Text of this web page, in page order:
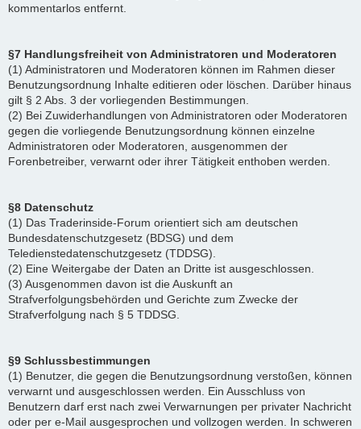
kommentarlos entfernt.
§7 Handlungsfreiheit von Administratoren und Moderatoren
(1) Administratoren und Moderatoren können im Rahmen dieser
Benutzungsordnung Inhalte editieren oder löschen. Darüber hinaus
gilt § 2 Abs. 3 der vorliegenden Bestimmungen.
(2) Bei Zuwiderhandlungen von Administratoren oder Moderatoren
gegen die vorliegende Benutzungsordnung können einzelne
Administratoren oder Moderatoren, ausgenommen der
Forenbetreiber, verwarnt oder ihrer Tätigkeit enthoben werden.
§8 Datenschutz
(1) Das Traderinside-Forum orientiert sich am deutschen
Bundesdatenschutzgesetz (BDSG) und dem
Teledienstedatenschutzgesetz (TDDSG).
(2) Eine Weitergabe der Daten an Dritte ist ausgeschlossen.
(3) Ausgenommen davon ist die Auskunft an
Strafverfolgungsbehörden und Gerichte zum Zwecke der
Strafverfolgung nach § 5 TDDSG.
§9 Schlussbestimmungen
(1) Benutzer, die gegen die Benutzungsordnung verstoßen, können
verwarnt und ausgeschlossen werden. Ein Ausschluss von
Benutzern darf erst nach zwei Verwarnungen per privater Nachricht
oder per e-Mail ausgesprochen und vollzogen werden. In schweren